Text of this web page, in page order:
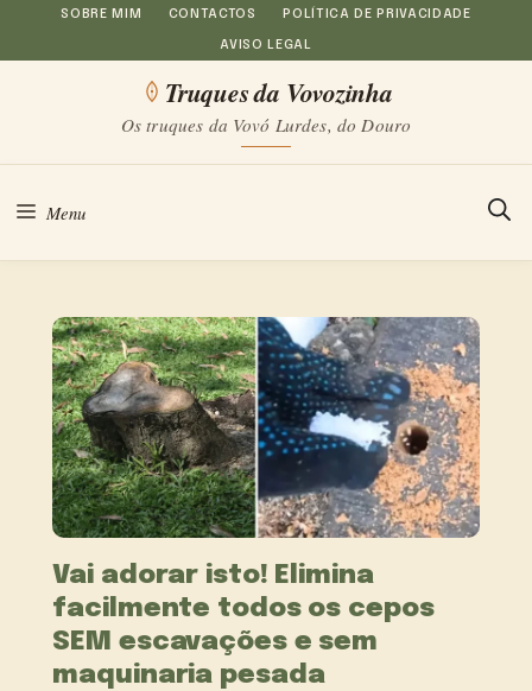
Saltar
para
conteúdo
SOBRE MIM CONTACTOS POLÍTICA DE PRIVACIDADE
AVISO LEGAL
Truques da Vovozinha
Os truques da Vovó Lurdes, do Douro
Menu
Vai adorar isto! Elimina
facilmente todos os cepos
SEM escavações e sem
maquinaria pesada